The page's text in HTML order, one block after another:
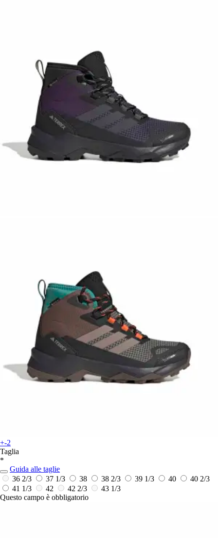
+-2
Taglia
*
Guida alle taglie
36 2/3
37 1/3 38 38 2/3 39 1/3 40
40 2/3
41 1/3
42 42 2/3
43 1/3
Questo campo è obbligatorio